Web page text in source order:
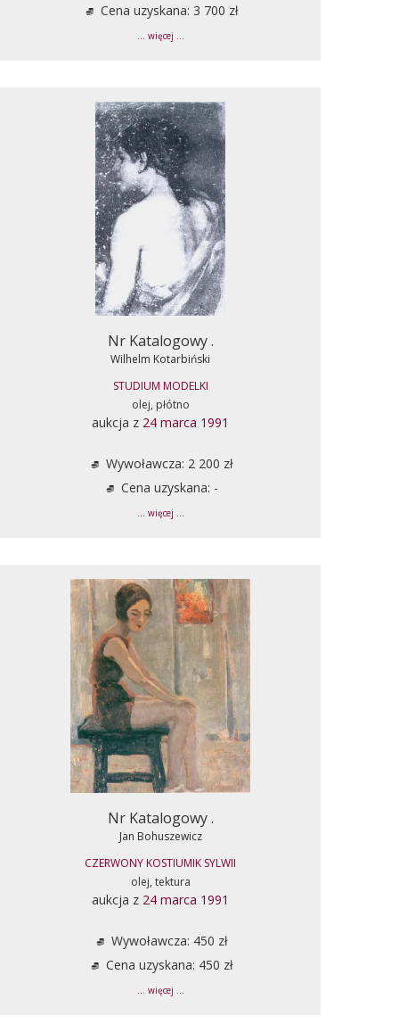
Cena uzyskana: 3 700 zł
... więcej ...
Nr Katalogowy .
Wilhelm Kotarbiński
STUDIUM MODELKI
olej, płótno
aukcja z 24 marca 1991
Wywoławcza: 2 200 zł
Cena uzyskana: -
... więcej ...
Nr Katalogowy .
Jan Bohuszewicz
CZERWONY KOSTIUMIK SYLWII
olej, tektura
aukcja z 24 marca 1991
Wywoławcza: 450 zł
Cena uzyskana: 450 zł
... więcej ...